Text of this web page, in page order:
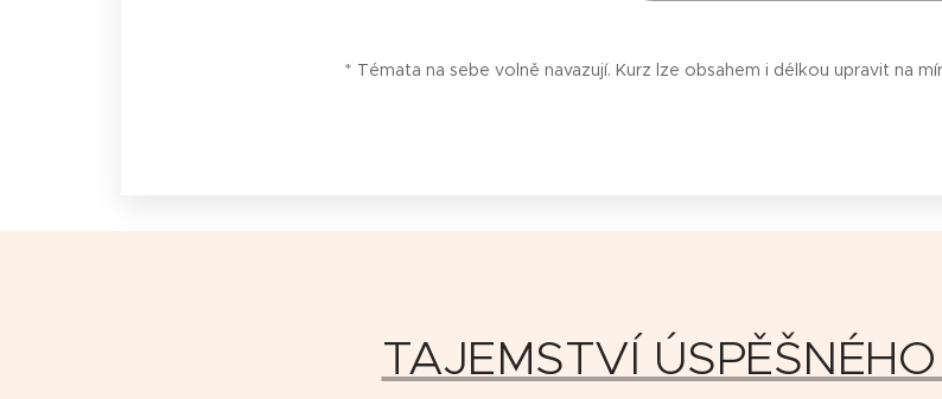
* Témata na sebe volně navazují. Kurz lze obsahem i délkou upravit na
TAJEMSTVÍ